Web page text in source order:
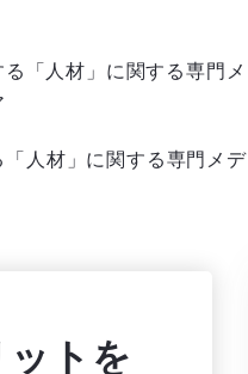
人材」に関する専門メデ
トを